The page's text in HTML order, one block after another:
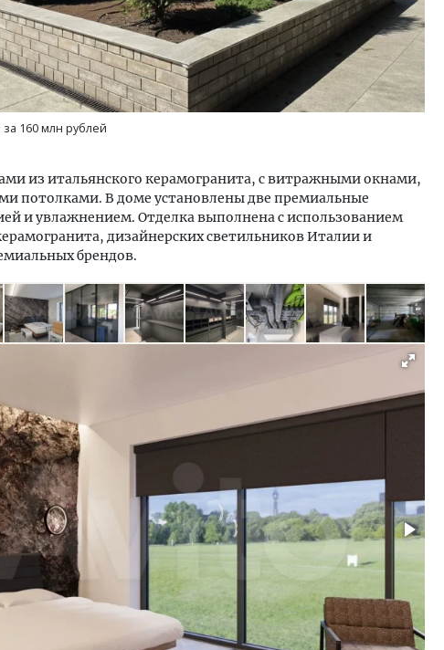
160 млн рублей
из итальянского керамогранита, с витражными окнами,
потолками. В доме установлены две премиальные
и увлажнением. Отделка выполнена с использованием
дизайнерских светильников Италии и
брендов.
Руководитель газовой компании —
об итогах пяти лет догазификации,
вакансиях и подготовке специалистов
ЭНЕРГЕТИКА
панели меняют правила
ПОТРЕБИТЕЛЬ